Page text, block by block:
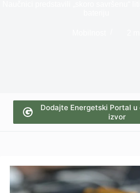
Dodajte Energetski Portal u
izvor